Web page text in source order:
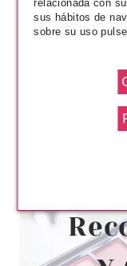
relacionada con
sus hábitos de
sobre su uso